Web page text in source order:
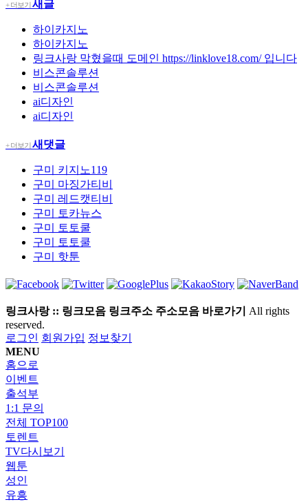
+ 더보기새글
하이카지노
하이카지노
링크사랑 막혔을때 도메인 https://linklove18.com/ 입니다
비스콘솔루션
비스콘솔루션
ai디자인
ai디자인
+ 더보기새댓글
구미 키지노119
구미 마징가티비
구미 레드캣티비
구미
토카뉴스
구미
토토쿨
구미
토토쿨
구미 핫툰
링크사랑 :: 링크모음 링크주소 주소모음 바로가기 All rights
reserved.
로그인 회원가입 정보찾기
MENU
홈으로
이벤트
출석부
1:1 문의
전체 TOP100
토렌트
TV다시보기
웹툰
성인
유흥